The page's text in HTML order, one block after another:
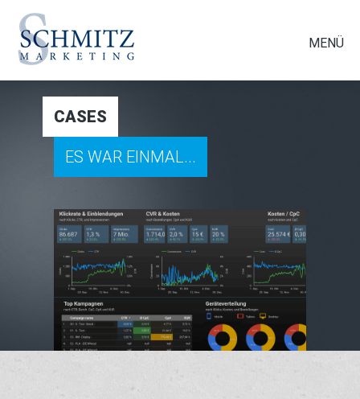
MENÜ
CASES
ES WAR EINMAL...